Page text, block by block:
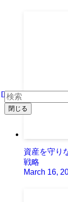
資産を守り
戦略
March 16,
閉じる